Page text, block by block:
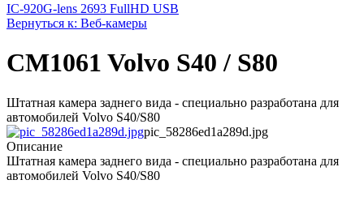
IC-920G-lens 2693 FullHD USB
Вернуться к: Веб-камеры
CM1061 Volvo S40 / S80
Штатная камера заднего вида - специально разработана для
автомобилей Volvo S40/S80
pic_58286ed1a289d.jpg
Описание
Штатная камера заднего вида - специально разработана для
автомобилей Volvo S40/S80